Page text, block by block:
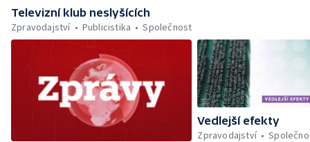
Televizní klub neslyšících
Zpravodajství
Publicistika Společnost
Vedlejší efekty
Zpravodajství